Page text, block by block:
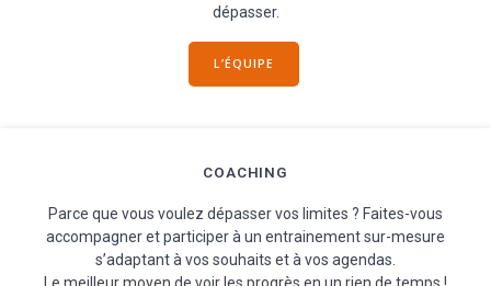
dépasser.
L’ÉQUIPE
COACHING
Parce que vous voulez dépasser vos limites ? Faites-vous
accompagner et participer à un entrainement sur-mesure
s’adaptant à vos souhaits et à vos agendas.